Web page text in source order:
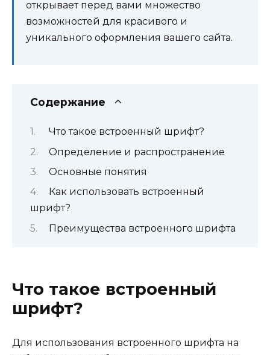
открывает перед вами множество
возможностей для красивого и
уникального оформления вашего сайта.
Содержание
Что такое встроенный шрифт?
Определение и распространение
Основные понятия
Как использовать встроенный
шрифт?
Преимущества встроенного шрифта
Что такое встроенный
шрифт?
Для использования встроенного шрифта на